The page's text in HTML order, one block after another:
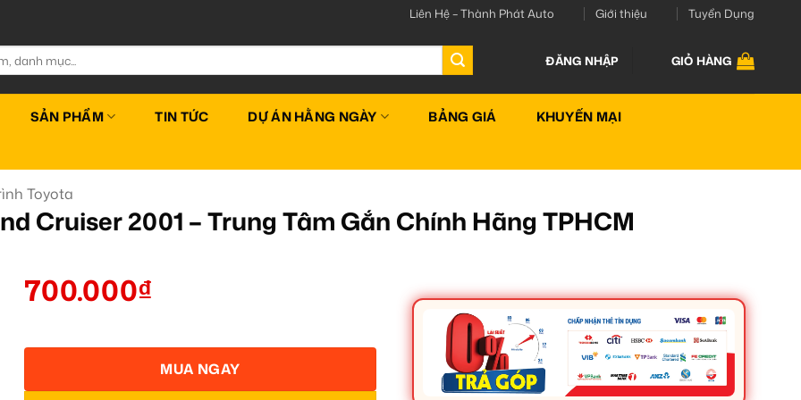
Liên Hệ – Thành Phát Auto Giới thiệu Tuyển Dụng
ĐĂNG NHẬP GIỎ HÀNG
SẢN PHẨM TIN TỨC DỰ ÁN HẰNG NGÀY BẢNG GIÁ KHUYẾN MẠI
Toyota
Cruiser 2001 – Trung Tâm Gắn Chính Hãng TPHCM
700.000₫
MUA NGAY